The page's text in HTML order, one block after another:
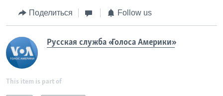
Поделиться Follow us
Русская служба «Голоса Америки»
This item is part of